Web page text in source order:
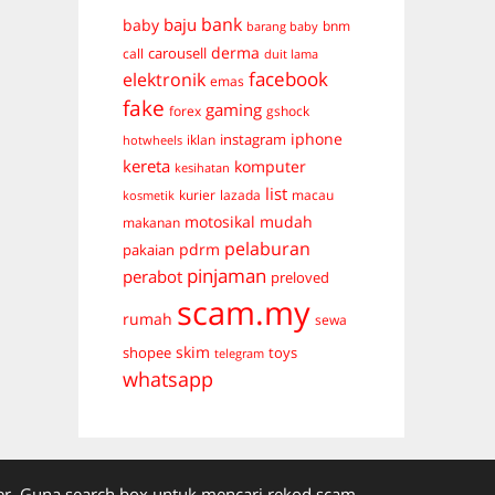
baby baju bank barang baby bnm
call carousell derma duit lama
elektronik emas facebook
fake forex gaming gshock
hotwheels iklan instagram iphone
kereta kesihatan komputer
kosmetik kurier lazada list macau
makanan motosikal mudah
pakaian pdrm pelaburan
perabot pinjaman preloved
rumah scam.my sewa
shopee skim telegram toys
whatsapp